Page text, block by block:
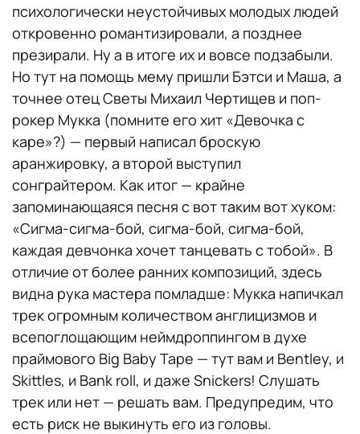
психологически неустойчивых молодых людей
откровенно романтизировали, а позднее
презирали. Ну а в итоге их и вовсе подзабыли.
Но тут на помощь мему пришли Бэтси и Маша, а
точнее отец Светы Михаил Чертищев и поп-
рокер Мукка (помните его хит «Девочка с
каре»?) — первый написал броскую
аранжировку, а второй выступил
сонграйтером. Как итог — крайне
запоминающаяся песня с вот таким вот хуком:
«Сигма-сигма-бой, сигма-бой, сигма-бой,
каждая девчонка хочет танцевать с тобой». В
отличие от более ранних композиций, здесь
видна рука мастера помладше: Мукка напичкал
трек огромным количеством англицизмов и
всепоглощающим неймдроппингом в духе
праймового Big Baby Tape — тут вам и Bentley, и
Skittles, и Bank roll, и даже Snickers! Слушать
трек или нет — решать вам. Предупредим, что
есть риск не выкинуть его из головы.